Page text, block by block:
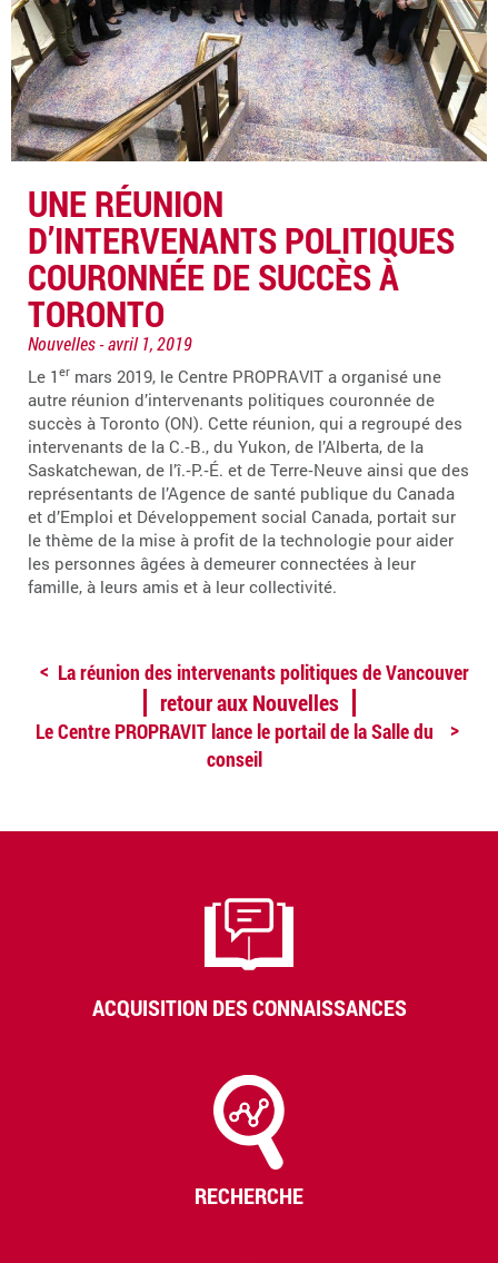
UNE RÉUNION
D’INTERVENANTS POLITIQUES
COURONNÉE DE SUCCÈS À
TORONTO
Nouvelles avril 1, 2019
Le 1 er mars 2019, le Centre PROPRAVIT a organisé une
autre réunion d’intervenants politiques couronnée de
succès à Toronto (ON). Cette réunion, qui a regroupé des
intervenants de la C.‑B., du Yukon, de l’Alberta, de la
Saskatchewan, de l’î.‑P.‑É. et de Terre‑Neuve ainsi que des
représentants de l’Agence de santé publique du Canada
et d’Emploi et Développement social Canada, portait sur
le thème de la mise à profit de la technologie pour aider
les personnes âgées à demeurer connectées à leur
famille, à leurs amis et à leur collectivité.
La réunion des intervenants politiques de Vancouver
retour aux Nouvelles
Le Centre PROPRAVIT lance le portail de la Salle du
conseil
ACQUISITION DES CONNAISSANCES
RECHERCHE